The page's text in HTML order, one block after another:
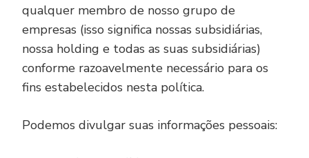
qualquer membro de nosso grupo de
empresas (isso significa nossas subsidiárias,
nossa holding e todas as suas subsidiárias)
conforme razoavelmente necessário para os
fins estabelecidos nesta política.
Podemos divulgar suas informações pessoais: